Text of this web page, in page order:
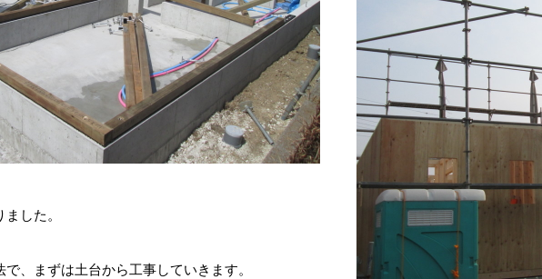
した。
、まずは土台から工事していきます。